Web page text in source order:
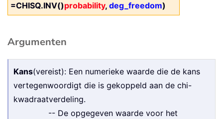
=CHISQ.INV()probability, deg_freedom)
Argumenten
Kans(vereist): Een numerieke waarde die de kans
vertegenwoordigt die is gekoppeld aan de chi-
kwadraatverdeling.
-- De opgegeven waarde voor het